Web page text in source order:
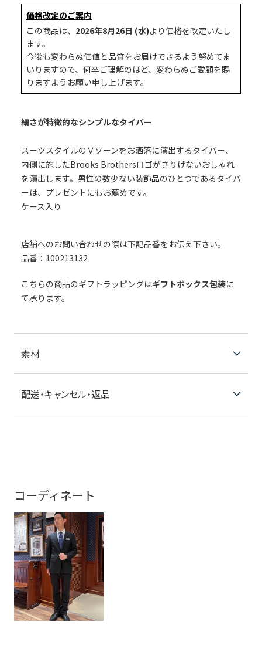
価格改定のご案内
この商品は、 2026年8月26日 (水)より価格を改定いたし
ます。
今後も変わらぬ価値と品質をお届けできるよう努めてま
いりますので、何卒ご理解のほど、変わらぬご愛顧を賜
りますようお願い申し上げます。
細さが特徴的なシンプルなタイバー
スーツスタイルのＶゾーンをお洒落に演出するタイバー、
内側に施したBrooks Brothersロゴがさりげないおしゃれ
を演出します。男性の数少ない装飾品のひとつであるタイバ
ーは、プレゼントにもお薦めです。
ケース入り
店舗へのお問い合わせの際は下記品番をお伝え下さい。
品番：100213132
こちらの商品のギフトラッピングはギフトボックス包装に
て承ります。
素材
配送・キャンセル・返品
コーディネート